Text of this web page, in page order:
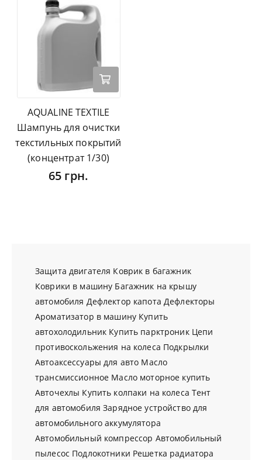
AQUALINE TEXTILE
Шампунь для очистки
текстильных покрытий
(концентрат 1/30)
65 грн.
Защита двигателя Коврик в багажник
Коврики в машину Багажник на крышу
автомобиля Дефлектор капота Дефлекторы
Ароматизатор в машину Купить
автохолодильник Купить парктроник Цепи
противоскольжения на колеса Подкрылки
Автоаксессуары для авто Масло
трансмиссионное Масло моторное купить
Авточехлы Купить колпаки на колеса Тент
для автомобиля Зарядное устройство для
автомобильного аккумулятора
Автомобильный компрессор Автомобильный
пылесос Подлокотники Решетка радиатора